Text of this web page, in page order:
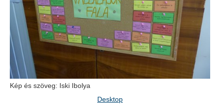
Kép és szöveg: Iski Ibolya
Desktop